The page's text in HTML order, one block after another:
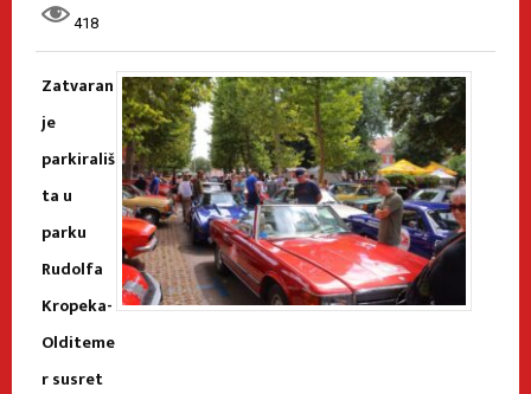
418
Zatvaran
je
parkirališ
ta u
parku
Rudolfa
Kropeka-
Olditeme
r susret